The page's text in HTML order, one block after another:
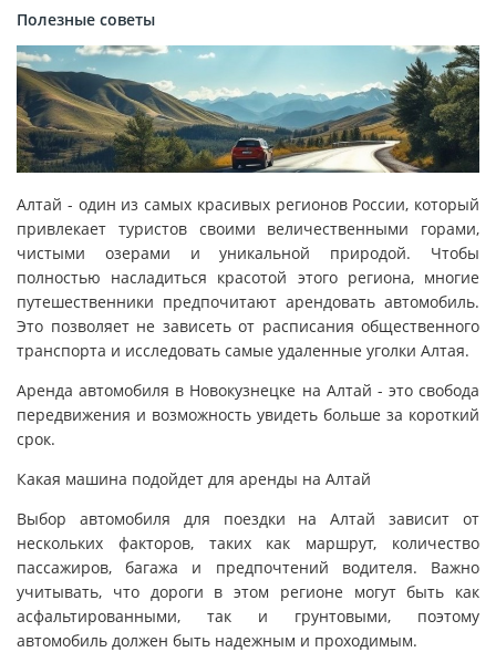
Полезные советы
Алтай - один из самых красивых регионов России, который
привлекает туристов своими величественными горами,
чистыми озерами и уникальной природой. Чтобы
полностью насладиться красотой этого региона, многие
путешественники предпочитают арендовать автомобиль.
Это позволяет не зависеть от расписания общественного
транспорта и исследовать самые удаленные уголки Алтая.
Аренда автомобиля в Новокузнецке на Алтай - это свобода
передвижения и возможность увидеть больше за короткий
срок.
Какая машина подойдет для аренды на Алтай
Выбор автомобиля для поездки на Алтай зависит от
нескольких факторов, таких как маршрут, количество
пассажиров, багажа и предпочтений водителя. Важно
учитывать, что дороги в этом регионе могут быть как
асфальтированными, так и грунтовыми, поэтому
автомобиль должен быть надежным и проходимым.